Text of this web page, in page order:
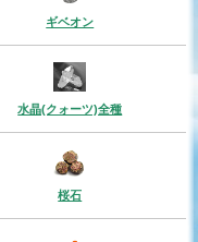
ギベオン
水晶(クォーツ)全種
桜石